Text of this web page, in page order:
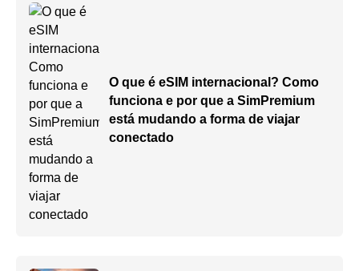
O que é eSIM internacional? Como
funciona e por que a SimPremium
está mudando a forma de viajar
conectado